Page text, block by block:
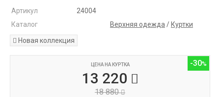
Артикул
24004
Каталог
Верхняя одежда / Куртки
Новая коллекция
-30
ЦЕНА НА КУРТКА
13 220
18 880